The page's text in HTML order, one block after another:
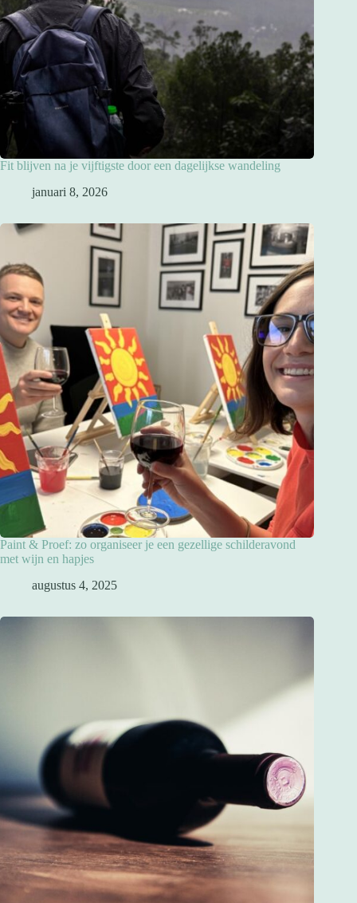
Fit blijven na je vijftigste door een dagelijkse wandeling
januari 8, 2026
Paint & Proef: zo organiseer je een gezellige schilderavond
met wijn en hapjes
augustus 4, 2025